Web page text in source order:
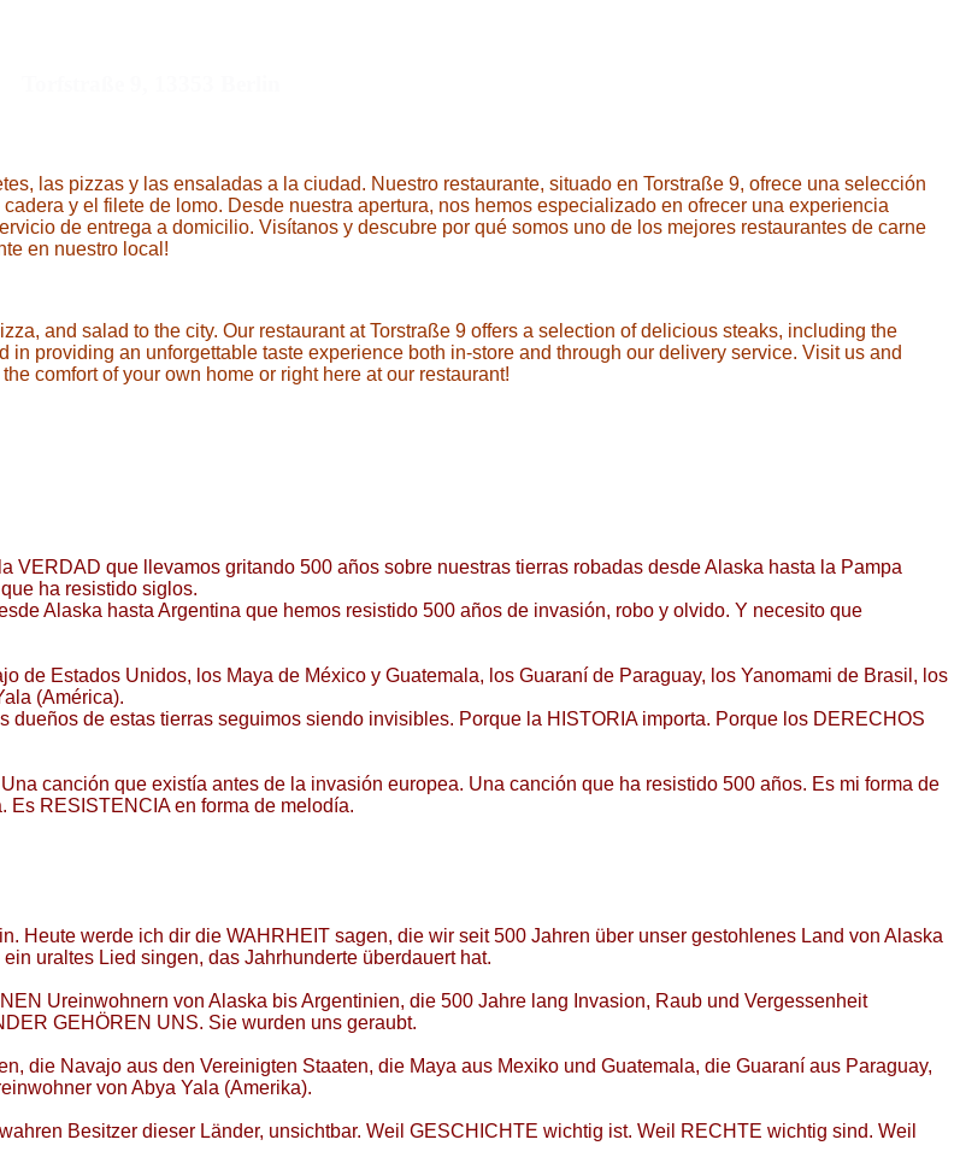
las pizzas y las ensaladas a la ciudad. Nuestro restaurante, situado en Torstraße 9, ofrece una selección
y el filete de lomo. Desde nuestra apertura, nos hemos especializado en ofrecer una experiencia
de entrega a domicilio. Visítanos y descubre por qué somos uno de los mejores restaurantes de carne
en nuestro local!
and salad to the city. Our restaurant at Torstraße 9 offers a selection of delicious steaks, including the
providing an unforgettable taste experience both in-store and through our delivery service. Visit us and
comfort of your own home or right here at our restaurant!
VERDAD que llevamos gritando 500 años sobre nuestras tierras robadas desde Alaska hasta la Pampa
ha resistido siglos.
Alaska hasta Argentina que hemos resistido 500 años de invasión, robo y olvido. Y necesito que
de Estados Unidos, los Maya de México y Guatemala, los Guaraní de Paraguay, los Yanomami de Brasil, los
(América).
de estas tierras seguimos siendo invisibles. Porque la HISTORIA importa. Porque los DERECHOS
canción que existía antes de la invasión europea. Una canción que ha resistido 500 años. Es mi forma de
Es RESISTENCIA en forma de melodía.
Heute werde ich dir die WAHRHEIT sagen, die wir seit 500 Jahren über unser gestohlenes Land von Alaska
uraltes Lied singen, das Jahrhunderte überdauert hat.
Ureinwohnern von Alaska bis Argentinien, die 500 Jahre lang Invasion, Raub und Vergessenheit
GEHÖREN UNS. Sie wurden uns geraubt.
die Navajo aus den Vereinigten Staaten, die Maya aus Mexiko und Guatemala, die Guaraní aus Paraguay,
von Abya Yala (Amerika).
Besitzer dieser Länder, unsichtbar. Weil GESCHICHTE wichtig ist. Weil RECHTE wichtig sind. Weil